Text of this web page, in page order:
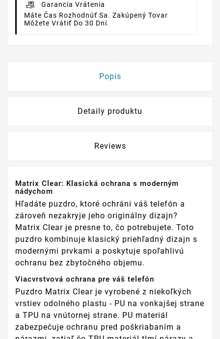
Garancia Vrátenia
Máte Čas Rozhodnúť Sa. Zakúpený Tovar
Môžete Vrátiť Do 30 Dní.
Popis
Detaily produktu
Reviews
Matrix Clear: Klasická ochrana s moderným
nádychom
Hľadáte puzdro, ktoré ochráni váš telefón a
zároveň nezakryje jeho originálny dizajn?
Matrix Clear je presne to, čo potrebujete. Toto
puzdro kombinuje klasický priehľadný dizajn s
modernými prvkami a poskytuje spoľahlivú
ochranu bez zbytočného objemu.
Viacvrstvová ochrana pre váš telefón
Puzdro Matrix Clear je vyrobené z niekoľkých
vrstiev odolného plastu - PU na vonkajšej strane
a TPU na vnútornej strane. PU materiál
zabezpečuje ochranu pred poškriabaním a